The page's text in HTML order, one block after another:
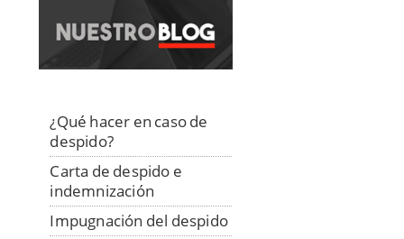
¿Qué hacer en caso de
despido?
Carta de despido e
indemnización
Impugnación del despido